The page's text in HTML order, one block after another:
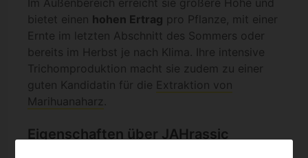
bietet einen hohen Ertrag pro Pflanze, mit einer
Ernte im letzten Abschnitt des Sommers oder
bereits im Herbst je nach Klima. Ihre intensive
Trichomproduktion macht sie zudem zu einer
guten Kandidatin für die Extraktion von
Marihuanaharz
Eigenschaften über JAHrassic